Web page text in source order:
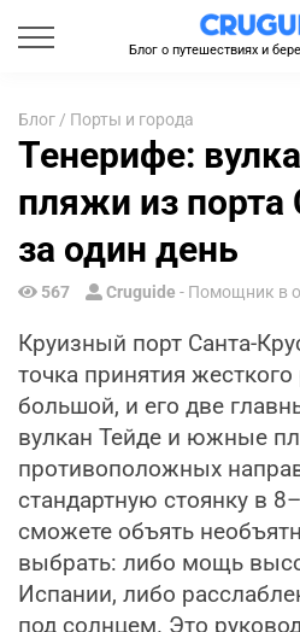
Блог о путешествиях и
Блог / Порты и города
Тенерифе:
пляжи из порта
за один день
567 Cruguide - Помощник в
Круизный порт Санта-
точка принятия
большой, и его две
вулкан Тейде и южные
противоположных
стандартную стоянку в
сможете объять
выбрать: либо мощь
Испании, либо
под солнцем. Это